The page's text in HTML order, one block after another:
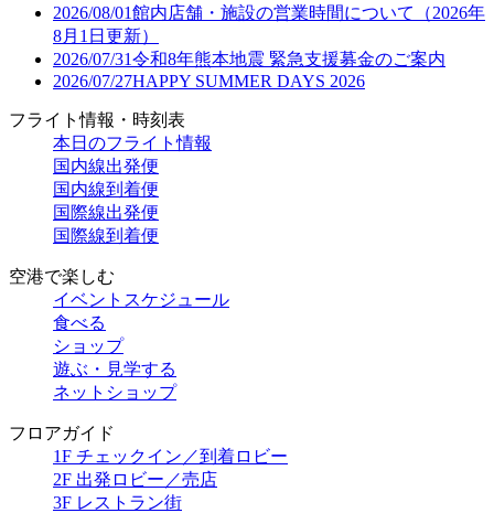
2026/08/01館内店舗・施設の営業時間について（2026年
8月1日更新）
2026/07/31令和8年熊本地震 緊急支援募金のご案内
2026/07/27HAPPY SUMMER DAYS 2026
フライト情報・時刻表
本日のフライト情報
国内線出発便
国内線到着便
国際線出発便
国際線到着便
空港で楽しむ
イベントスケジュール
食べる
ショップ
遊ぶ・見学する
ネットショップ
フロアガイド
1F チェックイン／到着ロビー
2F 出発ロビー／売店
3F レストラン街